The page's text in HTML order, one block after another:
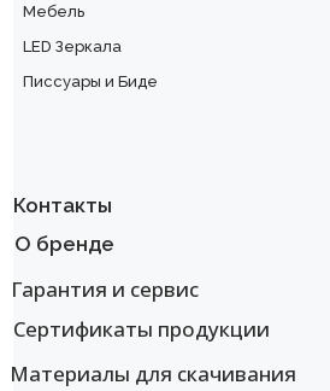
Контакты
Гарантия и сервис
Материалы для скачивания
Мебель
Сертификаты продукции
LED Зеркала
Писсуары и Биде
О бренде